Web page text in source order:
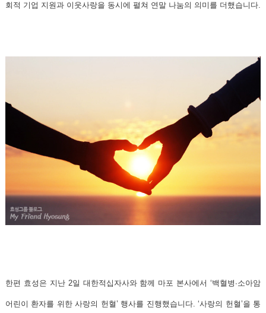
회적 기업 지원과 이웃사랑을 동시에 펼쳐 연말 나눔의 의미를 더했습니다.
한편 효성은 지난 2일 대한적십자사와 함께 마포 본사에서 ‘백혈병∙소아암
어린이 환자를 위한 사랑의 헌혈’ 행사를 진행했습니다. ‘사랑의 헌혈’을 통